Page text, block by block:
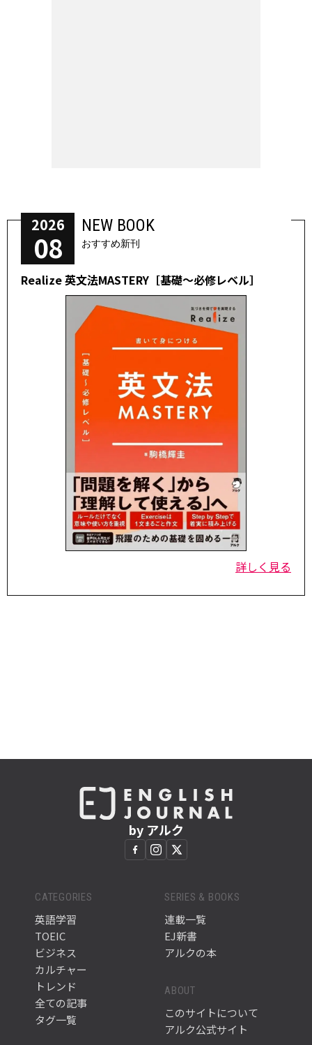
2026
08
NEW BOOK
おすすめ新刊
Realize 英文法MASTERY［基礎～必修レベル］
詳しく見る
by アルク
CATEGORIES
英語学習
TOEIC
ビジネス
カルチャー
トレンド
全ての記事
タグ一覧
SERIES & BOOKS
連載一覧
EJ新書
アルクの本
ABOUT
このサイトについて
アルク公式サイト